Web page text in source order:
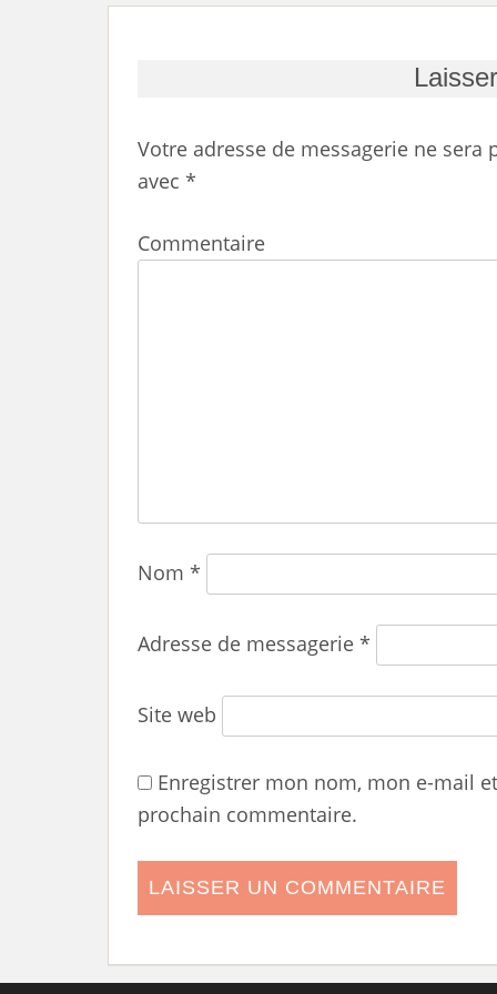
Votre adresse de messagerie ne sera
avec*
Commentaire
Nom*
Adresse de messagerie*
Site web
Enregistrer mon nom, mon e-mail
prochain commentaire.